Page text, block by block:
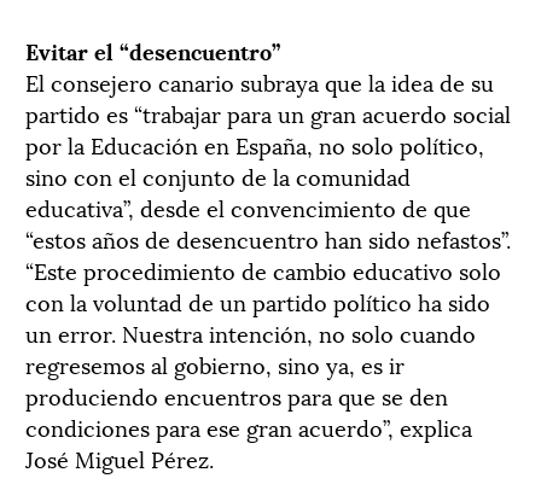
Evitar el “desencuentro”
El consejero canario subraya que la idea de su
partido es “trabajar para un gran acuerdo social
por la Educación en España, no solo político,
sino con el conjunto de la comunidad
educativa”, desde el convencimiento de que
“estos años de desencuentro han sido nefastos”.
“Este procedimiento de cambio educativo solo
con la voluntad de un partido político ha sido
un error. Nuestra intención, no solo cuando
regresemos al gobierno, sino ya, es ir
produciendo encuentros para que se den
condiciones para ese gran acuerdo”, explica
José Miguel Pérez.